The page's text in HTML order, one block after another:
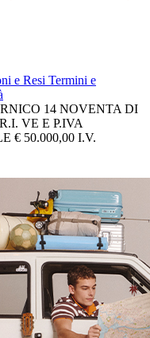
e Resi Termini e
14 NOVENTA DI
VE E P.IVA
€ 50.000,00 I.V.